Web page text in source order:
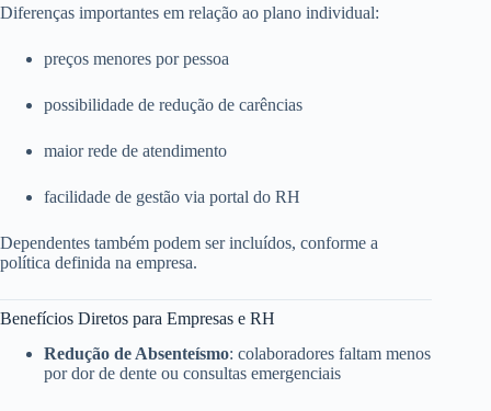
Diferenças importantes em relação ao plano individual:
preços menores por pessoa
possibilidade de redução de carências
maior rede de atendimento
facilidade de gestão via portal do RH
Dependentes também podem ser incluídos, conforme a
política definida na empresa.
Benefícios Diretos para Empresas e RH
Redução de Absenteísmo: colaboradores faltam menos
por dor de dente ou consultas emergenciais